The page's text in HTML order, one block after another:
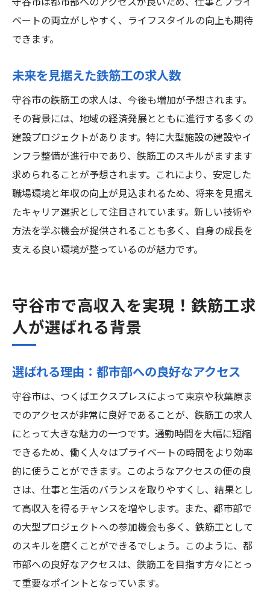
ベートの両立がしやすく、ライフスタイルの向上も期待
できます。
未来を見据えた鉄筋工の求人数
守谷市の鉄筋工の求人は、今後も増加が予想されます。
その背景には、地域の経済発展とともに進行する多くの
建設プロジェクトがあります。特に大型施設の建設やイ
ンフラ整備が進行中であり、鉄筋工のスキルがますます
求められることが予想されます。これにより、安定した
職場環境と年収の向上が見込まれるため、将来を見据え
たキャリア選択として注目されています。新しい技術や
方法を学ぶ機会が提供されることも多く、自身の成長を
支える良い環境が整っているのが魅力です。
守谷市で高収入を実現！鉄筋工求
人が選ばれる背景
選ばれる理由：都市部への良好なアクセス
守谷市は、つくばエクスプレスによって東京や秋葉原ま
でのアクセスが非常に良好であることが、鉄筋工の求人
にとって大きな魅力の一つです。通勤時間を大幅に短縮
できるため、働く人々はプライベートの時間をより効率
的に使うことができます。このようなアクセスの便の良
さは、仕事と生活のバランスを取りやすくし、結果とし
て高収入を得るチャンスを増やします。また、都市部で
の大型プロジェクトへの参加機会も多く、鉄筋工として
のスキルを磨くことができるでしょう。このように、都
市部への良好なアクセスは、鉄筋工を目指す方々にとっ
て重要なポイントとなっています。